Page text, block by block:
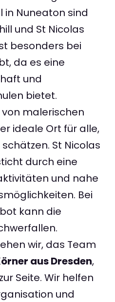
in Nuneaton sind
und St Nicolas
besonders bei
da es eine
und
bietet.
malerischen
ideale Ort für alle,
St Nicolas
durch eine
und nahe
Bei
kann die
wir, das Team
aus Dresden,
Seite. Wir helfen
und